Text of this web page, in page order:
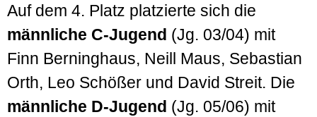
Auf dem 4. Platz platzierte sich die
männliche C-Jugend (Jg. 03/04) mit
Finn Berninghaus, Neill Maus, Sebastian
Orth, Leo Schößer und David Streit. Die
männliche D-Jugend (Jg. 05/06) mit